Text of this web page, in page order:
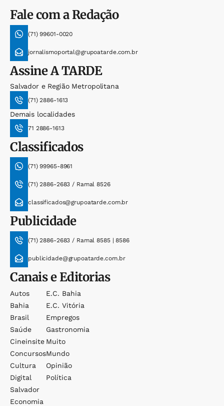
Fale com a Redação
(71) 99601-0020
jornalismoportal@grupoatarde.com.br
AssineA TARDE
Salvador e Região Metropolitana
(71) 2886-1613
Demais localidades
71 2886-1613
Classificados
(71) 99965-8961
(71) 2886-2683 / Ramal 8526
classificados@grupoatarde.com.br
Publicidade
(71) 2886-2683 / Ramal 8585 | 8586
publicidade@grupoatarde.com.br
Canais e Editorias
Autos
Bahia
Brasil
Saúde
Cineinsite
Concursos
Cultura
Digital
Salvador
Economia
E.c. Bahia
E.c. Vitória
Empregos
Gastronomia
Muito
Mundo
Opinião
Política